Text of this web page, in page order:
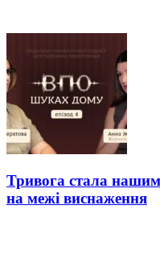
Тривога стала
на межі виснаження